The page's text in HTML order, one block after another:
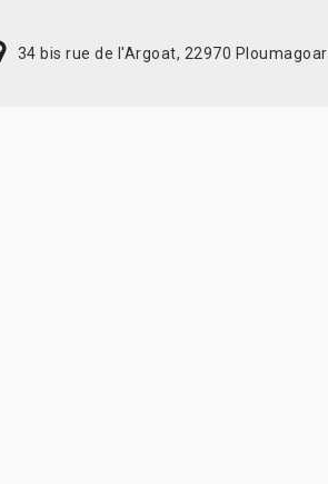
34 bis rue de l'Argoat, 22970 Ploumagoar